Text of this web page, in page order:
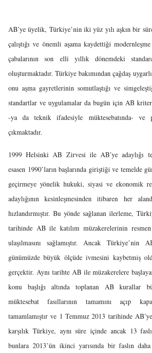
AB’ye üyelik, Türkiye’nin iki yüz yılı aşkın bir
çalıştığı ve önemli aşama kaydettiği
çabalarının son elli yıllık dönemdeki
oluşturmaktadır. Türkiye bakımından çağdaş
onu aşma gayretlerinin somutlaştığı ve
standartlar ve uygulamalar da bugün için AB
-ya da teknik ifadesiyle müktesebatında- ve
çıkmaktadır.
1999 Helsinki AB Zirvesi ile AB’ye adaylığı
esasen 1990’ların başlarında giriştiği ve temelde
geçirmeye yönelik hukuki, siyasi ve ekonomik
adaylığının kesinleşmesinden itibaren her
hızlandırmıştır. Bu yönde sağlanan ilerleme,
tarihinde AB ile katılım müzakerelerinin resmen
ulaşılmasını sağlamıştır. Ancak Türkiye’nin
günümüzde büyük ölçüde ivmesini kaybetmiş
gerçektir. Aynı tarihte AB ile müzakerelere
konu başlığı altında toplanan AB kurallar
müktesebat fasıllarının tamamını açıp
tamamlamıştır ve 1 Temmuz 2013 tarihinde
karşılık Türkiye, aynı süre içinde ancak 13
bunlara 2013’ün ikinci yarısında bir faslın